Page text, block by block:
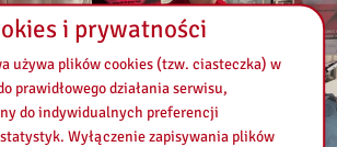
i prywatności
używa plików cookies (tzw. ciasteczka) w
prawidłowego działania serwisu,
do indywidualnych preferencji
Wyłączenie zapisywania plików